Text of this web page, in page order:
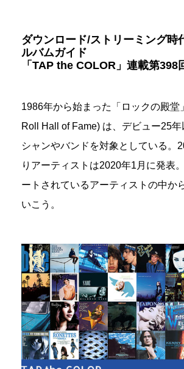
ダウンロード/ストリーミング時
ルバムガイド
「TAP the COLOR」連載第398
1986年から始まった「ロックの殿堂
Roll Hall of Fame) は、デビュー25
シャンやバンドを対象としている。
りアーティストは2020年1月に発表
ートされているアーティストの中か
いこう。